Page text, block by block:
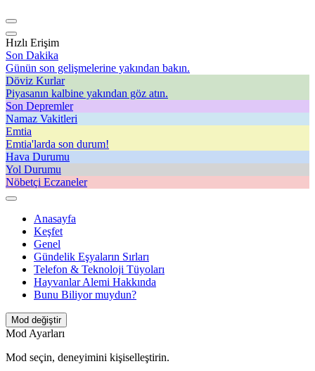
Hızlı Erişim
Son Dakika
Günün son gelişmelerine yakından bakın.
Döviz Kurlar
Piyasanın kalbine yakından göz atın.
Son Depremler
Namaz Vakitleri
Emtia
Emtia'larda son durum!
Hava Durumu
Yol Durumu
Nöbetçi Eczaneler
Anasayfa
Keşfet
Genel
Gündelik Eşyaların Sırları
Telefon & Teknoloji Tüyoları
Hayvanlar Alemi Hakkında
Bunu Biliyor muydun?
Mod değiştir
Mod Ayarları
Mod seçin, deneyimini kişiselleştirin.